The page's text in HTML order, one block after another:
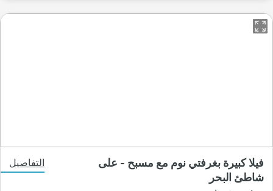
فيلا كبيرة بغرفتي نوم مع مسبح - على
شاطئ البحر
التفاصيل